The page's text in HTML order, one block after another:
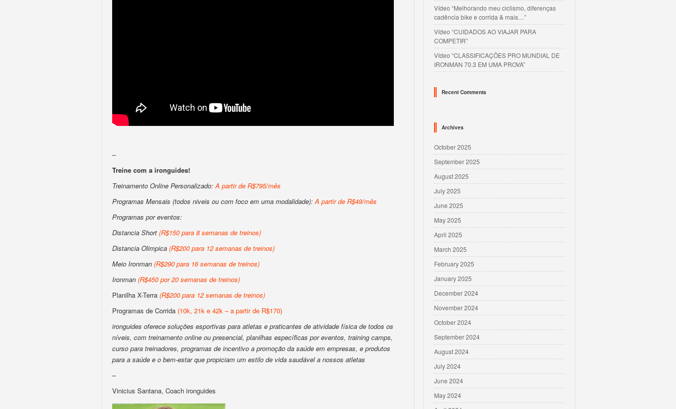
–
Treine com a ironguides!
Treinamento Online Personalizado:A partir de R$795/mês
Programas Mensais (todos niveis ou com foco em uma modalidade):A partir de R$49/mês
Programas por eventos:
Distancia Short (R$150 para 8 semanas de treinos)
Distancia Olimpica (R$200 para 12 semanas de treinos)
Meio Ironman (R$290 para 16 semanas de treinos)
Ironman (R$450 por 20 semanas de treinos)
Planilha X-Terra (R$200 para 12 semanas de treinos)
Programas de Corrida (10k, 21k e 42k – a partir de R$170)
ironguides oferece soluções esportivas para atletas e praticantes de atividade física de todos os
níveis, com treinamento online ou presencial, planilhas específicas por eventos, training camps,
curso para treinadores, programas de incentivo a promoção da saúde em empresas, e produtos
para a saúde e o bem-estar que propiciam um estilo de vida saudável a nossos atletas
–
Vinicius Santana, Coach ironguides
Vídeo “Melhorando meu ciclismo, diferenças
cadência bike e corrida & mais…”
Vídeo “CUIDADOS AO VIAJAR PARA
COMPETIR”
Vídeo “CLASSIFICAÇÕES PRO MUNDIAL DE
IRONMAN 70.3 EM UMA PROVA”
Recent Comments
Archives
October 2025
September 2025
August 2025
July 2025
June 2025
May 2025
April 2025
March 2025
February 2025
January 2025
December 2024
November 2024
October 2024
September 2024
August 2024
July 2024
June 2024
May 2024